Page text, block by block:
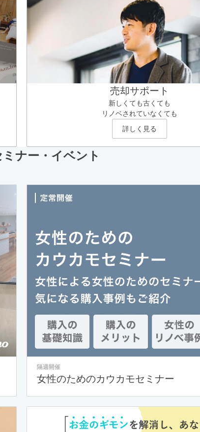
売却サポート
新しくても古くても
リノベされていなくても
詳しく見る
ミナー・イベント
隔週開催
女性のためのカウカモセミナー